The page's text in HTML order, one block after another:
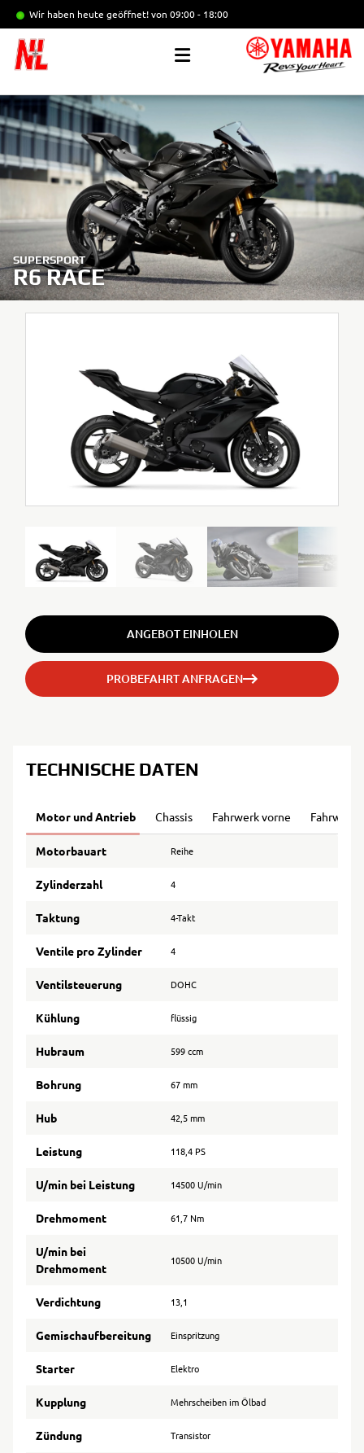
Wir haben heute geöffnet!von 09:00 - 18:00
SUPERSPORT
R6 RACE
ANGEBOT EINHOLEN
PROBEFAHRT ANFRAGEN
TECHNISCHE DATEN
Motor und Antrieb Chassis Fahrwerk vorne Fahrwerk
Motorbauart Reihe
Zylinderzahl 4
Taktung 4-Takt
Ventile pro Zylinder 4
Ventilsteuerung DOHC
Kühlung flüssig
Hubraum 599 ccm
Bohrung 67 mm
Hub 42,5 mm
Leistung 118,4 PS
U/min bei Leistung 14500 U/min
Drehmoment 61,7 Nm
U/min bei
Drehmoment
10500 U/min
Verdichtung 13,1
Gemischaufbereitung Einspritzung
Starter Elektro
Kupplung Mehrscheiben im Ölbad
Zündung Transistor